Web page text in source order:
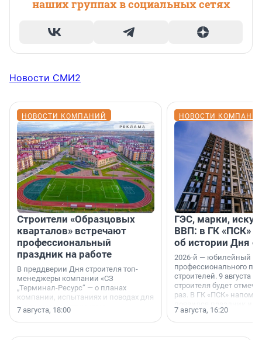
наших группах в социальных сетях
Новости СМИ2
НОВОСТИ КОМПАНИЙ
Строители «Образцовых
кварталов» встречают
профессиональный
праздник на работе
В преддверии Дня строителя топ-
менеджеры компании «СЗ
„Терминал-Ресурс“ — о планах
компании, испытаниях и поводах для
осторожного оптимизма.
7 августа, 18:00
НОВОСТИ
ГЭС, марки,
ВВП: в ГК «ПСК»
об истории Дня
2026-й — юбилейный
профессионального
строителей. 9 августа
строителя будет
раз. В ГК «ПСК»
поменялась роль
7 августа, 16:20